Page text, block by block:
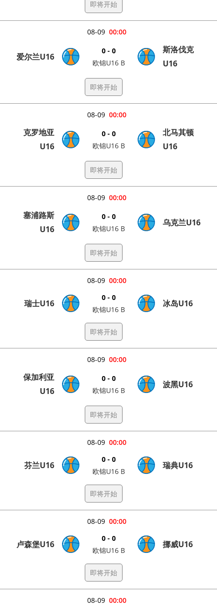
即将开始
00:00
08-09
爱尔兰U16
0 - 0
欧锦U16 B
斯洛伐克
U16
即将开始
00:00
08-09
克罗地亚
U16
0 - 0
欧锦U16 B
北马其顿
U16
即将开始
00:00
08-09
塞浦路斯
U16
0 - 0
欧锦U16 B
乌克兰U16
即将开始
00:00
08-09
瑞士U16
0 - 0
欧锦U16 B
冰岛U16
即将开始
00:00
08-09
保加利亚
U16
0 - 0
欧锦U16 B
波黑U16
即将开始
00:00
08-09
芬兰U16
0 - 0
欧锦U16 B
瑞典U16
即将开始
00:00
08-09
卢森堡U16
0 - 0
欧锦U16 B
挪威U16
即将开始
00:00
08-09